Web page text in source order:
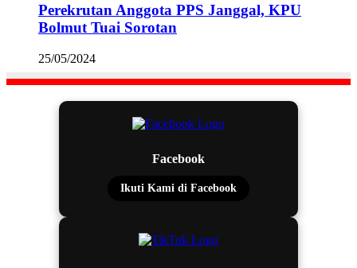
Perekrutan Anggota PPS Janggal, KPU
Bolmut Tuai Sorotan
25/05/2024
Facebook
Ikuti Kami di Facebook